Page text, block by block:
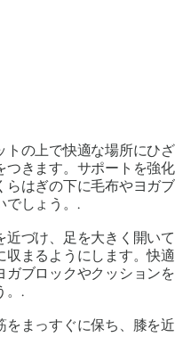
トの上で快適な場所にひ
つきます。サポートを強
らはぎの下に毛布やヨガ
でしょう。.
近づけ、足を大きく開い
収まるようにします。快
ガブロックやクッション
。.
をまっすぐに保ち、膝を